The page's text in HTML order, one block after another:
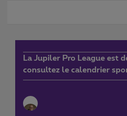
La Jupiler Pro League est
consultez le calendrier